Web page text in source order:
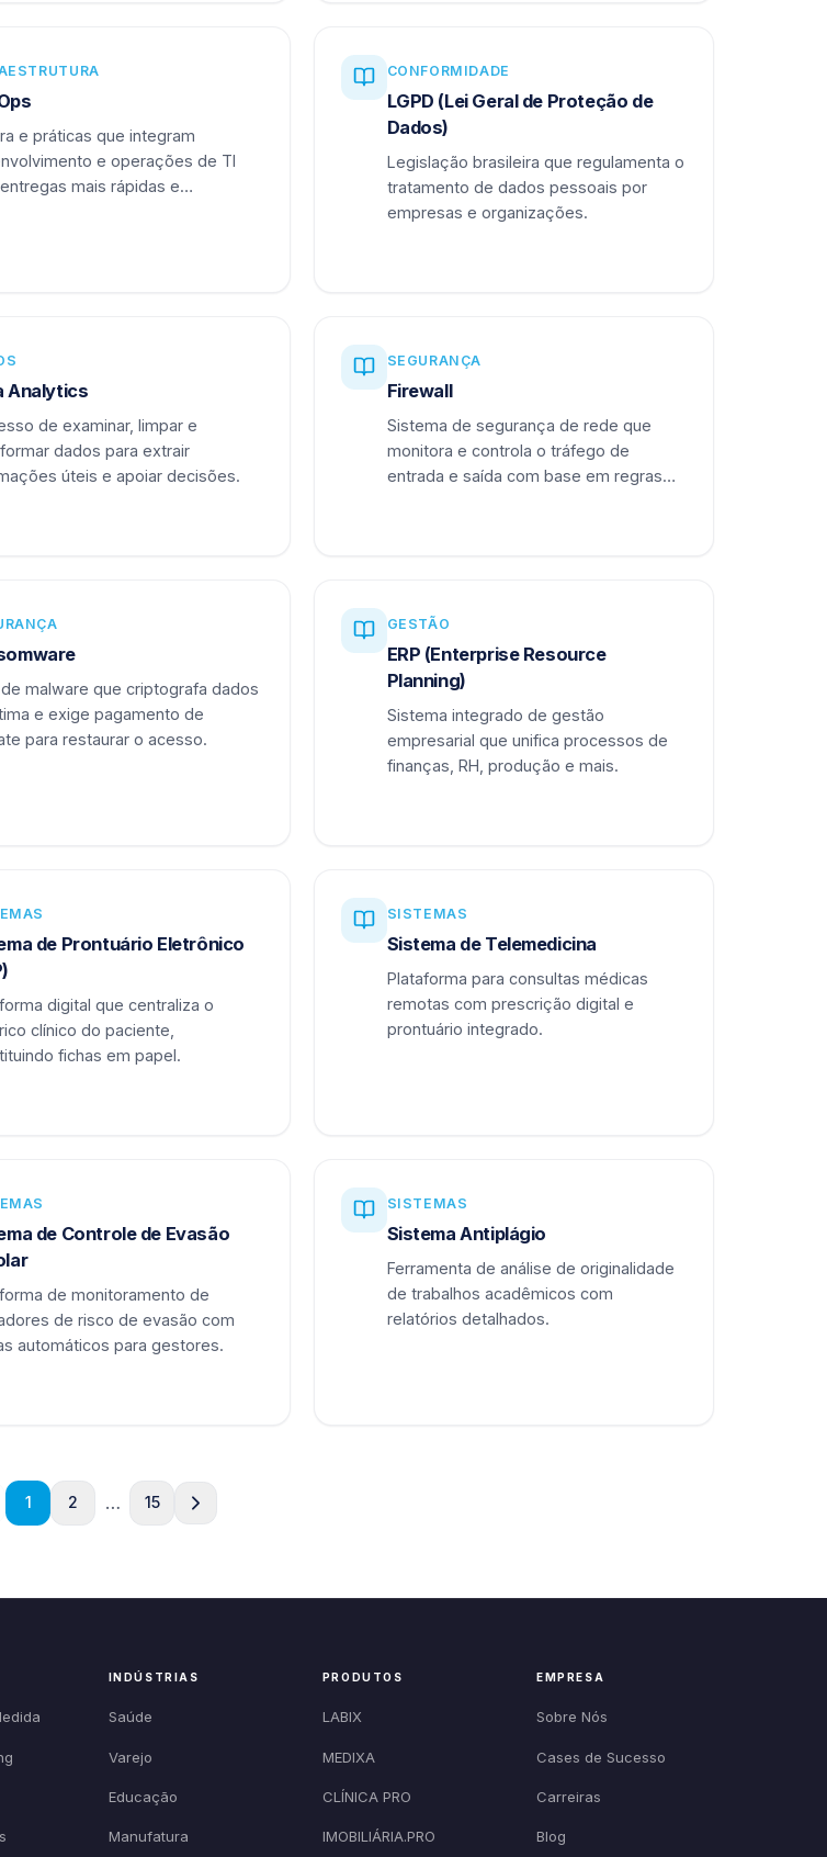
e práticas que integram
e operações de TI
mais rápidas e
CONFORMIDADE
LGPD (Lei Geral de Proteção de
Dados)
Legislação brasileira que regulamenta o
tratamento de dados pessoais por
empresas e organizações.
Analytics
de examinar, limpar e
dados para extrair
úteis e apoiar decisões.
SEGURANÇA
Firewall
Sistema de segurança de rede que
monitora e controla o tráfego de
entrada e saída com base em regras
malware que criptografa dados
e exige pagamento de
para restaurar o acesso.
GESTÃO
ERP (Enterprise Resource
Planning)
Sistema integrado de gestão
empresarial que unifica processos de
finanças, RH, produção e mais.
de Prontuário Eletrônico
digital que centraliza o
clínico do paciente,
fichas em papel.
SISTEMAS
Sistema de Telemedicina
Plataforma para consultas médicas
remotas com prescrição digital e
prontuário integrado.
de Controle de Evasão
de monitoramento de
de risco de evasão com
automáticos para gestores.
SISTEMAS
Sistema Antiplágio
Ferramenta de análise de originalidade
de trabalhos acadêmicos com
relatórios detalhados.
1 2 … 15
INDÚSTRIAS
Saúde
Varejo
Educação
Manufatura
PRODUTOS
LABIX
MEDIXA
CLÍNICA PRO
IMOBILIÁRIA.PRO
EMPRESA
Sobre Nós
Cases de Sucesso
Carreiras
Blog